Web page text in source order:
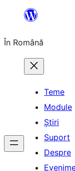
conținut
În Română
Teme
Module
Știri
Suport
Despre